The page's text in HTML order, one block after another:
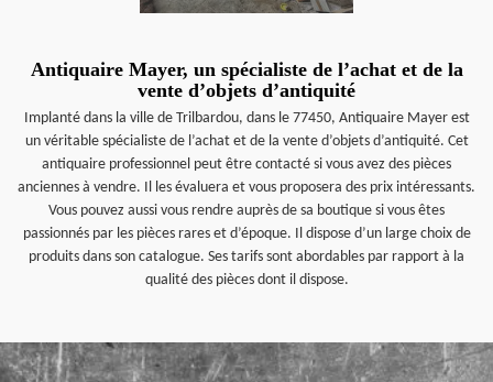
Antiquaire Mayer, un spécialiste de l’achat et de la
vente d’objets d’antiquité
Implanté dans la ville de Trilbardou, dans le 77450, Antiquaire Mayer est
un véritable spécialiste de l’achat et de la vente d’objets d’antiquité. Cet
antiquaire professionnel peut être contacté si vous avez des pièces
anciennes à vendre. Il les évaluera et vous proposera des prix intéressants.
Vous pouvez aussi vous rendre auprès de sa boutique si vous êtes
passionnés par les pièces rares et d’époque. Il dispose d’un large choix de
produits dans son catalogue. Ses tarifs sont abordables par rapport à la
qualité des pièces dont il dispose.